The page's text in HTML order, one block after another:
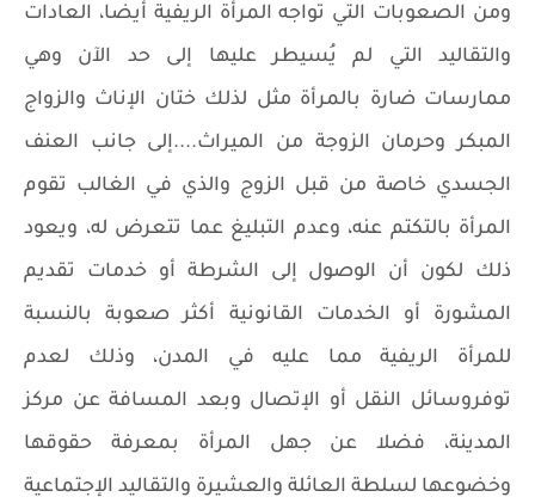
ومن الصعوبات التي تواجه المرأة الريفية أيضا، العادات
والتقاليد التي لم يُسيطر عليها إلى حد الآن وهي
ممارسات ضارة بالمرأة مثل لذلك ختان الإناث والزواج
المبكر وحرمان الزوجة من الميراث....إلى جانب العنف
الجسدي خاصة من قبل الزوج والذي في الغالب تقوم
المرأة بالتكتم عنه، وعدم التبليغ عما تتعرض له، ويعود
ذلك لكون أن الوصول إلى الشرطة أو خدمات تقديم
المشورة أو الخدمات القانونية أكثر صعوبة بالنسبة
للمرأة الريفية مما عليه في المدن، وذلك لعدم
توفروسائل النقل أو الإتصال وبعد المسافة عن مركز
المدينة، فضلا عن جهل المرأة بمعرفة حقوقها
وخضوعها لسلطة العائلة والعشيرة والتقاليد الإجتماعية